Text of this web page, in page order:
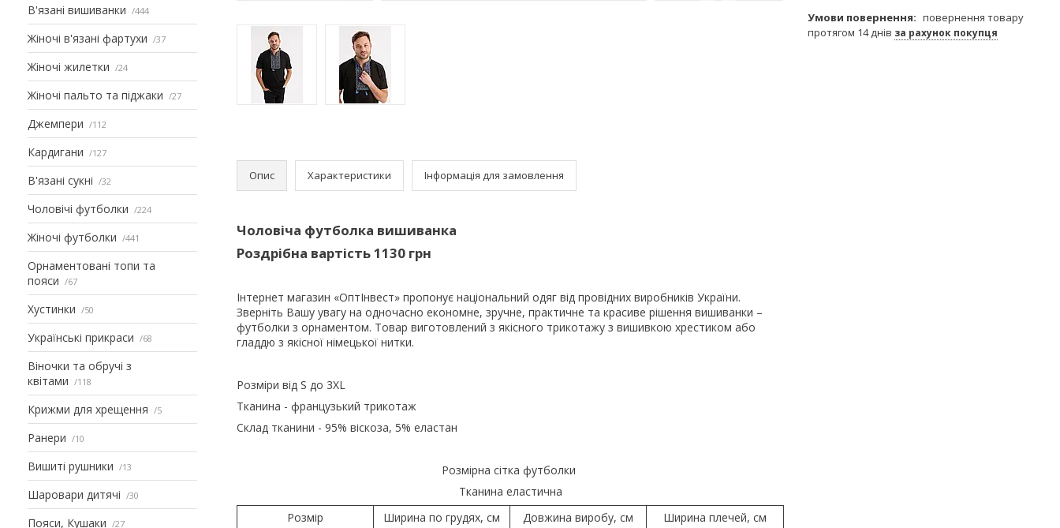
В'язані вишиванки 444
Жіночі в'язані фартухи 37
Жіночі жилетки 24
Жіночі пальто та піджаки 27
Джемпери 112
Кардигани 127
В'язані сукні 32
Чоловічі футболки 224
Жіночі футболки 441
Орнаментовані топи та
пояси
67
Хустинки 50
Українські прикраси 68
Віночки та обручі з
квітами
118
Крижми для хрещення 5
Ранери 10
Вишиті рушники 13
Шаровари дитячі 30
Пояси, Кушаки 27
Опис Характеристики Інформація для замовлення
Чоловіча футболка вишиванка
Роздрібна вартість 1130 грн
Інтернет магазин «ОптІнвест» пропонує національний одяг від провідних виробників України.
Зверніть Вашу увагу на одночасно економне, зручне, практичне та красиве рішення вишиванки –
футболки з орнаментом. Товар виготовлений з якісного трикотажу з вишивкою хрестиком або
гладдю з якісної німецької нитки.
Розміри від S до 3XL
Тканина - французький трикотаж
Склад тканини - 95% віскоза, 5% еластан
Розмірна сітка футболки
Тканина еластична
Розмір
Ширина по грудях, см Довжина виробу, см
Ширина плечей, см
повернення товару
протягом 14 днів за рахунок покупця